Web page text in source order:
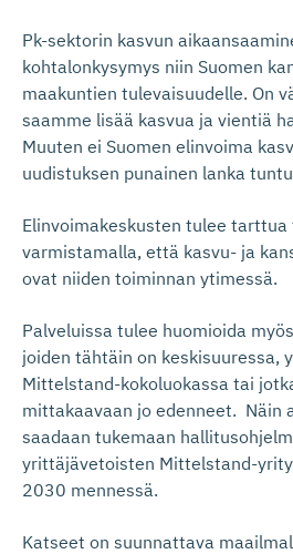
Pk-sektorin kasvun
kohtalonkysymys niin Suomen
maakuntien tulevaisuudelle. On
saamme lisää kasvua ja vientiä
Muuten ei Suomen elinvoima
uudistuksen punainen lanka
Elinvoimakeskusten tulee tarttua
varmistamalla, että kasvu- ja
ovat niiden toiminnan ytimessä.
Palveluissa tulee huomioida
joiden tähtäin on keskisuuressa,
Mittelstand-kokoluokassa tai
mittakaavaan jo edenneet. Näin
saadaan tukemaan
yrittäjävetoisten Mittelstand-
2030 mennessä.
Katseet on suunnattava